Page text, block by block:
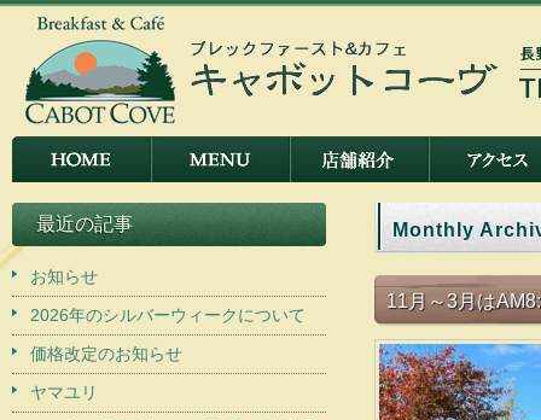
Monthly
11月～3月は
最近の記事
お知らせ
2026年のシルバーウィークについて
価格改定のお知らせ
ヤマユリ